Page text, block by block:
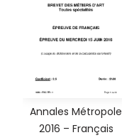
Annales Métropole
2016 – Français